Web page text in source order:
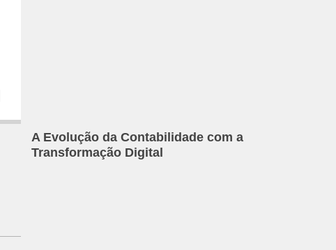
A Evolução da Contabilidade com a
Transformação Digital